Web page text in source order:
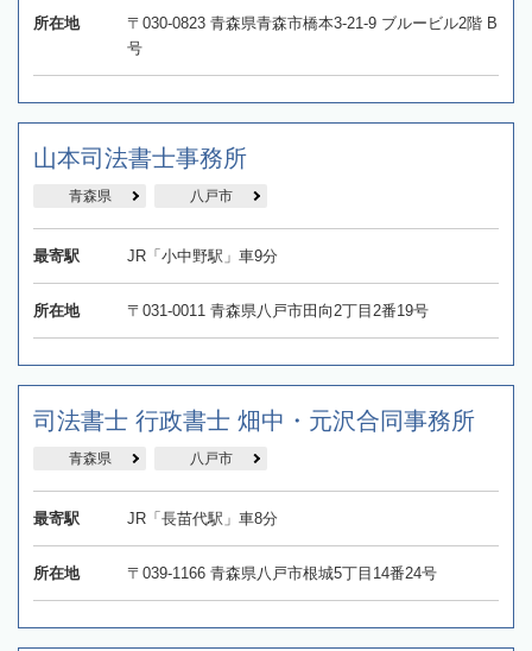
所在地
〒030-0823 青森県青森市橋本3-21-9 ブルービル2階 B
号
山本司法書士事務所
青森県 八戸市
最寄駅 JR「小中野駅」車9分
所在地 〒031-0011 青森県八戸市田向2丁目2番19号
司法書士 行政書士 畑中・元沢合同事務所
青森県 八戸市
最寄駅 JR「長苗代駅」車8分
所在地 〒039-1166 青森県八戸市根城5丁目14番24号